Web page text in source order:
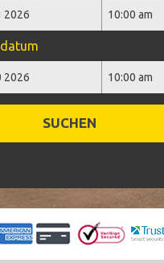
SUCHEN